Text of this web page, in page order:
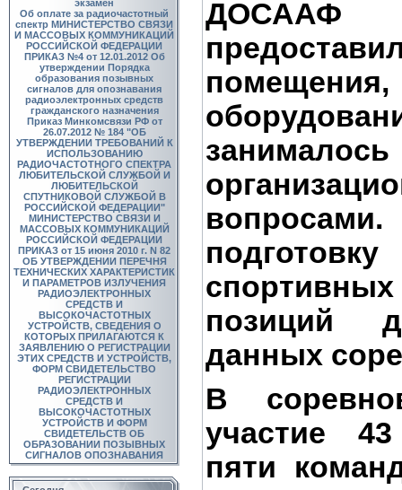
экзамен
Об оплате за радиочастотный
спектр МИНИСТЕРСТВО СВЯЗИ
И МАССОВЫХ КОММУНИКАЦИЙ
РОССИЙСКОЙ ФЕДЕРАЦИИ
ПРИКАЗ №4 от 12.01.2012 Об
утверждении Порядка
образования позывных
сигналов для опознавания
радиоэлектронных средств
гражданского назначения
Приказ Минкомсвязи РФ от
26.07.2012 № 184 "ОБ
УТВЕРЖДЕНИИ ТРЕБОВАНИЙ К
ИСПОЛЬЗОВАНИЮ
РАДИОЧАСТОТНОГО СПЕКТРА
ЛЮБИТЕЛЬСКОЙ СЛУЖБОЙ И
ЛЮБИТЕЛЬСКОЙ
СПУТНИКОВОЙ СЛУЖБОЙ В
РОССИЙСКОЙ ФЕДЕРАЦИИ"
МИНИСТЕРСТВО СВЯЗИ И
МАССОВЫХ КОММУНИКАЦИЙ
РОССИЙСКОЙ ФЕДЕРАЦИИ
ПРИКАЗ от 15 июня 2010 г. N 82
ОБ УТВЕРЖДЕНИИ ПЕРЕЧНЯ
ТЕХНИЧЕСКИХ ХАРАКТЕРИСТИК
И ПАРАМЕТРОВ ИЗЛУЧЕНИЯ
РАДИОЭЛЕКТРОННЫХ
СРЕДСТВ И
ВЫСОКОЧАСТОТНЫХ
УСТРОЙСТВ, СВЕДЕНИЯ О
КОТОРЫХ ПРИЛАГАЮТСЯ К
ЗАЯВЛЕНИЮ О РЕГИСТРАЦИИ
ЭТИХ СРЕДСТВ И УСТРОЙСТВ,
ФОРМ СВИДЕТЕЛЬСТВО
РЕГИСТРАЦИИ
РАДИОЭЛЕКТРОННЫХ
СРЕДСТВ И
ВЫСОКОЧАСТОТНЫХ
УСТРОЙСТВ И ФОРМ
СВИДЕТЕЛЬСТВ ОБ
ОБРАЗОВАНИИ ПОЗЫВНЫХ
СИГНАЛОВ ОПОЗНАВАНИЯ
позиций
данных
В
участие
пяти